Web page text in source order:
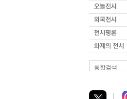
통합검색